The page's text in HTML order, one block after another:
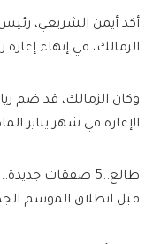
أكد أيمن الشريعي،
الزمالك، في إنهاء إعارة
وكان الزمالك، قد ضم
الإعارة في شهر يناير
طالع..5 صفقات
قبل انطلاق الموسم